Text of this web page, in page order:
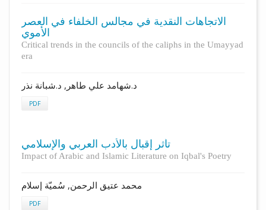
الاتجاهات النقدية في مجالس الخلفاء في العصر
الأموي
Critical trends in the councils of the caliphs in the Umayyad
era
د.شهامد علي طاهر, د.شبانة نذر
PDF
تأثر إقبال بالأدب العربي والإسلامي
Impact of Arabic and Islamic Literature on Iqbal's Poetry
محمد عتيق الرحمن, سُميّة إسلام
PDF